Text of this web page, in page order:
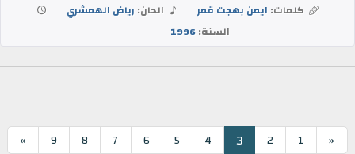
كلمات: ايمن بهجت قمر الحان: رياض الهمشري
السنة:1996
«
1
2
3
4
5
6
7
8
9
»